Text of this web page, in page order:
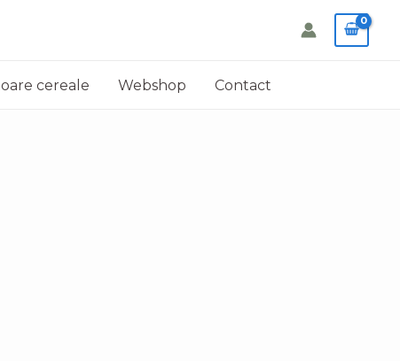
cereale Webshop Contact